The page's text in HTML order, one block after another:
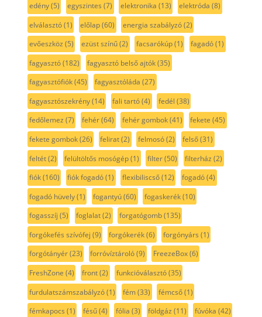
edény(5) egyszintes (7) elektronika (13) elektróda (8)
elválasztó(1) előlap(60) energia szabályzó(2)
evőeszköz (5) ezüst színű(2) facsarókúp(1) fagadó(1)
fagyasztó(182) fagyasztó belső ajtók(35)
fagyasztófiók(45) fagyasztóláda (27)
fagyasztószekrény(14) fali tartó(4) fedél (38)
fedőlemez (7) fehér(64) fehér gombok(41) fekete (45)
fekete gombok(26) felirat(2) felmosó(2) felső(31)
feltét(2) felültöltős mosógép(1) filter(50) filterház (2)
fiók(160) fiók fogadó(1) flexibiliscső(12) fogadó(4)
fogadó hüvely(1) fogantyú(60) fogaskerék(10)
fogasszíj (5) foglalat(2) forgatógomb(135)
forgókefés szívófej (9) forgókerék(6) forgónyárs (1)
forgótányér(23) forróvíztároló(9) FreezeBox(6)
FreshZone (4) front(2) funkcióválasztó(35)
furdulatszámszabályzó(1) fém(33) fémcső(1)
fémkapocs (1) fésű(4) fólia (3) földgáz (11) fúvóka (42)